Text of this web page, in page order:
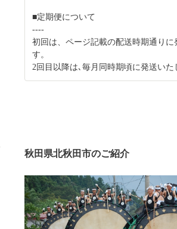
■定期便について
----
初回は、ページ記載の配送時期通りに
す。
2回目以降は､毎月同時期頃に発送いた
秋田県北秋田市のご紹介